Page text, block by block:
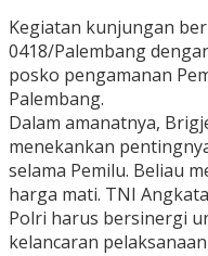
Kegiatan kunjungan
0418/Palembang
posko pengamanan
Palembang.
Dalam amanatnya,
menekankan
selama Pemilu. Beliau
harga mati. TNI
Polri harus bersinergi
kelancaran